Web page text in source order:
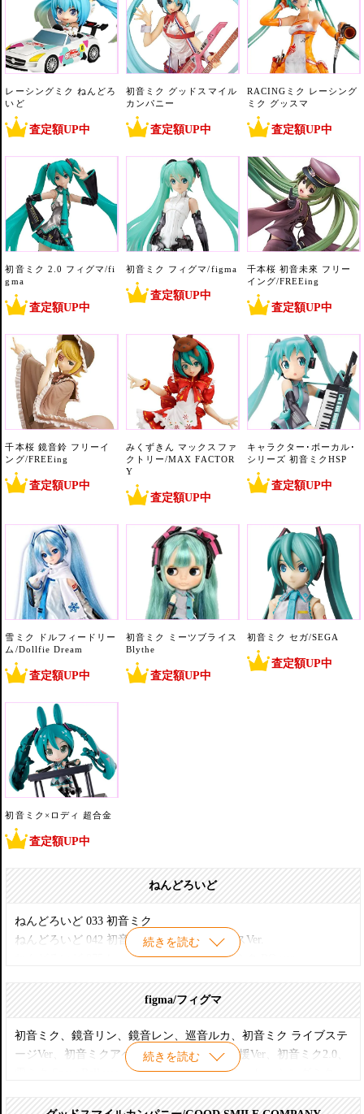
レーシングミク ねんどろ
いど
査定額UP中
初音ミク グッドスマイル
カンパニー
査定額UP中
RACINGミク レーシング
ミク グッスマ
査定額UP中
初音ミク 2.0 フィグマ/fi
gma
査定額UP中
初音ミク フィグマ/figma
査定額UP中
千本桜 初音未來 フリー
イング/FREEing
査定額UP中
千本桜 鏡音鈴 フリーイ
ング/FREEing
査定額UP中
みくずきん マックスファ
クトリー/MAX FACTOR
Y
査定額UP中
キャラクター･ボーカル･
シリーズ 初音ミクHSP
査定額UP中
雪ミク ドルフィードリー
ム/Dollfie Dream
査定額UP中
初音ミク ミーツブライス
Blythe
査定額UP中
初音ミク セガ/SEGA
査定額UP中
初音ミク×ロディ 超合金
査定額UP中
ねんどろいど
続きを読む
ねんどろいど 033 初音ミク
ねんどろいど 042 初音ミク はちゅねフェイスVer.
ねんどろいど 075 レーシングミク2009 初音ミク RQ ver.
ねんどろいど 109b レーシングミク2010ver.リターンズ
ねんどろいど 150 雪ミク たのしい雪あそび・エディション
ねんどろいど 170 初音ミク 応援Ver.
ねんどろいど 172 レーシングミク2011Ver.
ねんどろいど 207 雪ミク ふわふわコート＋修正パーツ
figma/フィグマ
続きを読む
初音ミク、鏡音リン、鏡音レン、巡音ルカ、初音ミク ライブステ
ージVer、初音ミクアペンドVer、初音ミク応援Ver、初音ミク2.0、
雪ミク Snow Bell ver、ワンホビライブセット、レーシングミク
ーシングミク 2014 ver、レーシングミク 2015 ver